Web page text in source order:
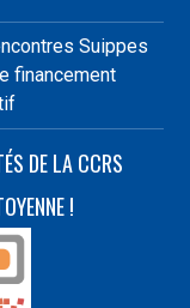
Suippes
financement
DE LA CCRS
!